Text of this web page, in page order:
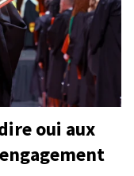
oui aux